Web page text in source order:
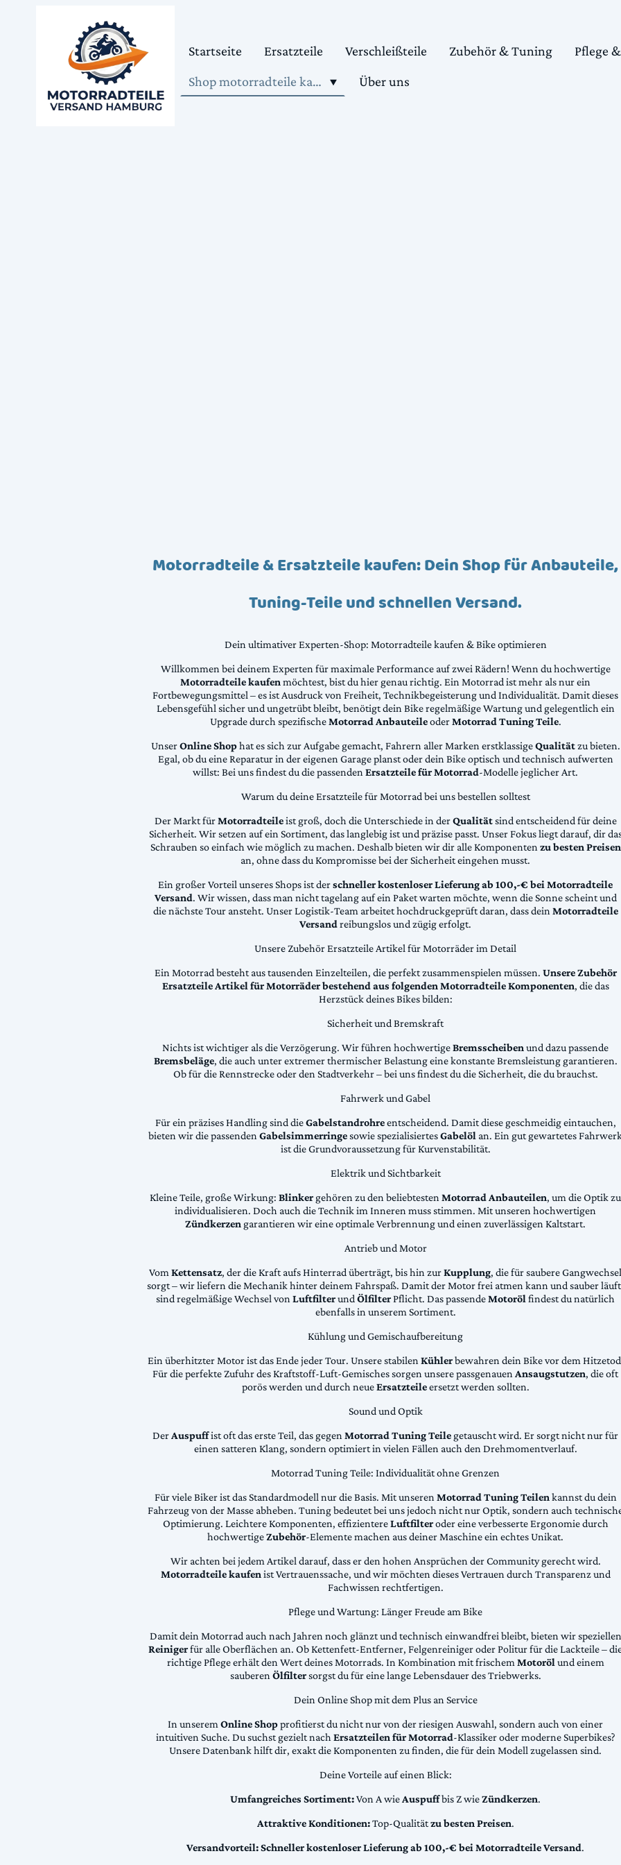
Startseite Ersatzteile Verschleißteile Zubehör & Tuning
Pflege
Shop motorradteile kaufen
Über uns
Motorradteile & Ersatzteile kaufen: Dein Shop für Anbauteile,
Tuning-Teile und schnellen Versand.
Dein ultimativer Experten-Shop: Motorradteile kaufen & Bike optimieren
Willkommen bei deinem Experten für maximale Performance auf zwei Rädern! Wenn du hochwertige
Motorradteile kaufenmöchtest, bist du hier genau richtig. Ein Motorrad ist mehr als nur ein
Fortbewegungsmittel – es ist Ausdruck von Freiheit, Technikbegeisterung und Individualität. Damit dieses
Lebensgefühl sicher und ungetrübt bleibt, benötigt dein Bike regelmäßige Wartung und gelegentlich ein
Upgrade durch spezifischeMotorrad AnbauteileoderMotorrad Tuning Teile.
UnserOnline Shophat es sich zur Aufgabe gemacht, Fahrern aller Marken erstklassigeQualitätzu bieten.
Egal, ob du eine Reparatur in der eigenen Garage planst oder dein Bike optisch und technisch aufwerten
willst: Bei uns findest du die passendenErsatzteile für Motorrad-Modelle jeglicher Art.
Warum du deine Ersatzteile für Motorrad bei uns bestellen solltest
Der Markt fürMotorradteileist groß, doch die Unterschiede in derQualitätsind entscheidend für deine
Sicherheit. Wir setzen auf ein Sortiment, das langlebig ist und präzise passt. Unser Fokus liegt darauf, dir
Schrauben so einfach wie möglich zu machen. Deshalb bieten wir dir alle Komponentenzu besten Preisen
an, ohne dass du Kompromisse bei der Sicherheit eingehen musst.
Ein großer Vorteil unseres Shops ist derschneller kostenloser Lieferung ab 100,-€ bei Motorradteile
Versand. Wir wissen, dass man nicht tagelang auf ein Paket warten möchte, wenn die Sonne scheint und
die nächste Tour ansteht. Unser Logistik-Team arbeitet hochdruckgeprüft daran, dass deinMotorradteile
Versandreibungslos und zügig erfolgt.
Unsere Zubehör Ersatzteile Artikel für Motorräder im Detail
Ein Motorrad besteht aus tausenden Einzelteilen, die perfekt zusammenspielen müssen. Unsere Zubehör
Ersatzteile Artikel für Motorräder bestehend aus folgenden Motorradteile Komponenten, die das
Herzstück deines Bikes bilden:
Sicherheit und Bremskraft
Nichts ist wichtiger als die Verzögerung. Wir führen hochwertigeBremsscheibenund dazu passende
Bremsbeläge, die auch unter extremer thermischer Belastung eine konstante Bremsleistung garantieren.
Ob für die Rennstrecke oder den Stadtverkehr – bei uns findest du die Sicherheit, die du brauchst.
Fahrwerk und Gabel
Für ein präzises Handling sind dieGabelstandrohreentscheidend. Damit diese geschmeidig eintauchen,
bieten wir die passendenGabelsimmerringesowie spezialisiertesGabelöl an. Ein gut gewartetes
ist die Grundvoraussetzung für Kurvenstabilität.
Elektrik und Sichtbarkeit
Kleine Teile, große Wirkung: Blinker gehören zu den beliebtestenMotorrad Anbauteilen, um die Optik zu
individualisieren. Doch auch die Technik im Inneren muss stimmen. Mit unseren hochwertigen
Zündkerzen garantieren wir eine optimale Verbrennung und einen zuverlässigen Kaltstart.
Antrieb und Motor
VomKettensatz, der die Kraft aufs Hinterrad überträgt, bis hin zurKupplung, die für saubere Gangwechsel
sorgt – wir liefern die Mechanik hinter deinem Fahrspaß. Damit der Motor frei atmen kann und sauber
sind regelmäßige Wechsel vonLuftfilterundÖlfilterPflicht. Das passendeMotorölfindest du natürlich
ebenfalls in unserem Sortiment.
Kühlung und Gemischaufbereitung
Ein überhitzter Motor ist das Ende jeder Tour. Unsere stabilenKühlerbewahren dein Bike vor dem
Für die perfekte Zufuhr des Kraftstoff-Luft-Gemisches sorgen unsere passgenauenAnsaugstutzen, die oft
porös werden und durch neueErsatzteileersetzt werden sollten.
Sound und Optik
DerAuspuffist oft das erste Teil, das gegenMotorrad Tuning Teile getauscht wird. Er sorgt nicht nur für
einen satteren Klang, sondern optimiert in vielen Fällen auch den Drehmomentverlauf.
Motorrad Tuning Teile: Individualität ohne Grenzen
Für viele Biker ist das Standardmodell nur die Basis. Mit unserenMotorrad Tuning Teilenkannst du dein
Fahrzeug von der Masse abheben. Tuning bedeutet bei uns jedoch nicht nur Optik, sondern auch
Optimierung. Leichtere Komponenten, effizientereLuftfilteroder eine verbesserte Ergonomie durch
hochwertigeZubehör-Elemente machen aus deiner Maschine ein echtes Unikat.
Wir achten bei jedem Artikel darauf, dass er den hohen Ansprüchen der Community gerecht wird.
Motorradteile kaufenist Vertrauenssache, und wir möchten dieses Vertrauen durch Transparenz und
Fachwissen rechtfertigen.
Pflege und Wartung: Länger Freude am Bike
Damit dein Motorrad auch nach Jahren noch glänzt und technisch einwandfrei bleibt, bieten wir speziellen
Reinigerfür alle Oberflächen an. Ob Kettenfett-Entferner, Felgenreiniger oder Politur für die Lackteile –
richtige Pflege erhält den Wert deines Motorrads. In Kombination mit frischemMotorölund einem
sauberenÖlfiltersorgst du für eine lange Lebensdauer des Triebwerks.
Dein Online Shop mit dem Plus an Service
In unseremOnline Shopprofitierst du nicht nur von der riesigen Auswahl, sondern auch von einer
intuitiven Suche. Du suchst gezielt nachErsatzteilen für Motorrad-Klassiker oder moderne Superbikes?
Unsere Datenbank hilft dir, exakt die Komponenten zu finden, die für dein Modell zugelassen sind.
Deine Vorteile auf einen Blick:
Umfangreiches Sortiment:Von A wieAuspuffbis Z wieZündkerzen.
Attraktive Konditionen:Top-Qualitätzu besten Preisen.
Versandvorteil:Schneller kostenloser Lieferung ab 100,-€ bei Motorradteile Versand.